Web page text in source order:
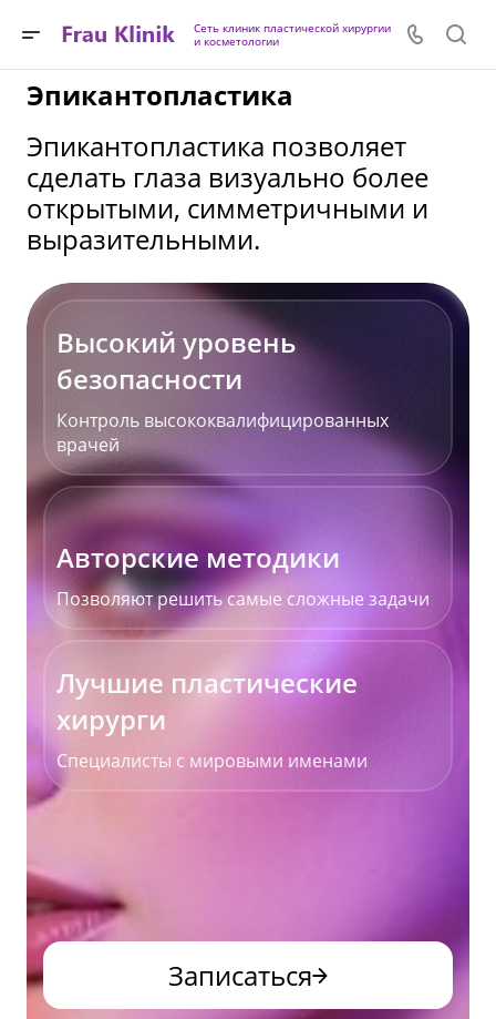
Сеть клиник пластической хирургии
и косметологии
Эпикантопластика
Эпикантопластика позволяет
сделать глаза визуально более
открытыми, симметричными и
выразительными.
Высокий уровень
безопасности
Контроль высококвалифицированных
врачей
Авторские методики
Позволяют решить самые сложные задачи
Лучшие пластические
хирурги
Специалисты с мировыми именами
Записаться